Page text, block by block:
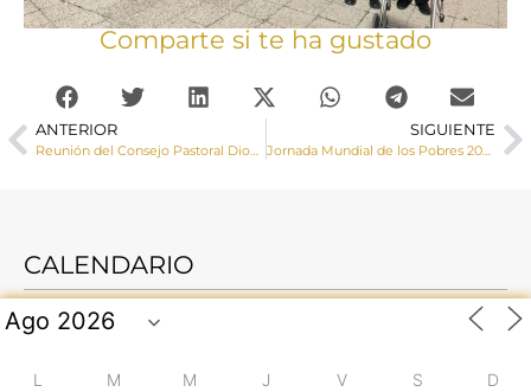
Comparte si te ha gustado
ANTERIOR
Reunión del Consejo Pastoral Diocesano
SIGUIENTE
Jornada Mundial de los Pobres 2025: «Tú, Señor, eres mi esperanza»
CALENDARIO
L M M J V S D